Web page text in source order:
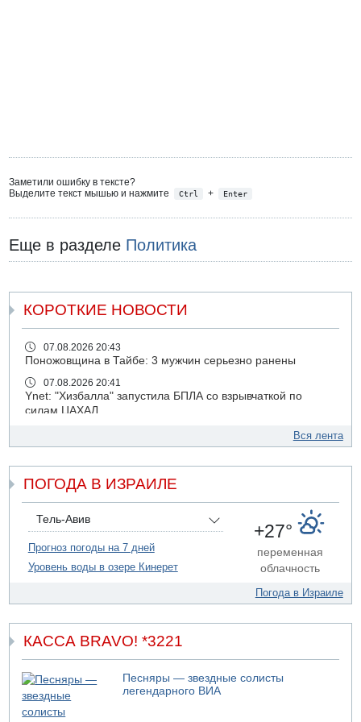
Заметили ошибку в тексте?
Выделите текст мышью и нажмите
Ctrl + Enter
Еще в разделе Политика
КОРОТКИЕ НОВОСТИ
07.08.2026 20:43
Поножовщина в Тайбе: 3 мужчин серьезно ранены
07.08.2026 20:41
Ynet: "Хизбалла" запустила БПЛА со взрывчаткой по
силам ЦАХАЛ
ДТП в Ашдоде: тяжело ранены двое маленьких детей
07.08.2026 19:14
Скончался водитель, врезавшийся в стену в
Иерусалиме
07.08.2026 17:57
Подозреваемый в домогательствах в хостеле - Гильбоа
Дахан
07.08.2026 17:55
коррупционных отношениях с Йоавом Элиаси
для уклонистов-харедим
В Иерусалиме водитель врезался в забор и серьезно
пострадал
07.08.2026 13:47
Вся лента
ПОГОДА В ИЗРАИЛЕ
Тель-Авив
Прогноз погоды на 7 дней
Уровень воды в озере Кинерет
+27°
переменная
облачность
Погода в Израиле
КАССА BRAVO! *3221
Песняры — звездные солисты
легендарного ВИА